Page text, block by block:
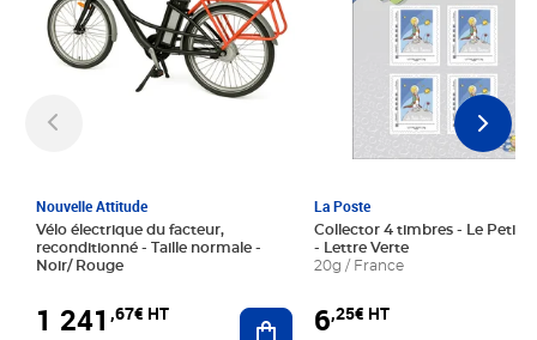
Nouvelle Attitude
Vélo électrique du facteur,
reconditionné - Taille normale -
Noir/ Rouge
1 241 ,67€ HT Ajouter au panier
La Poste
Collector 4 timbres - Le Petit
- Lettre Verte
20g / France
6,25€ HT